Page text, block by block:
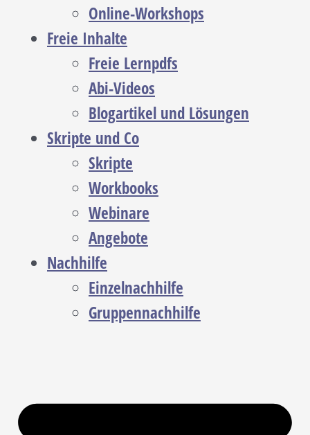
Online-Workshops
Freie Inhalte
Freie Lernpdfs
Abi-Videos
Blogartikel und Lösungen
Skripte und Co
Skripte
Workbooks
Webinare
Angebote
Nachhilfe
Einzelnachhilfe
Gruppennachhilfe